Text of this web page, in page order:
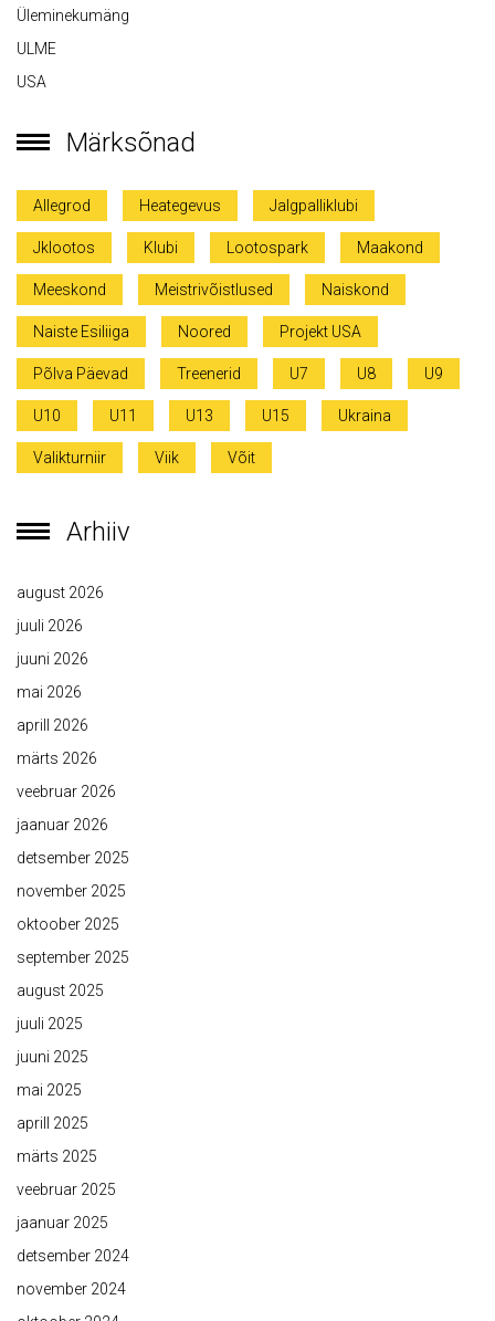
Üleminekumäng
ULME
USA
Märksõnad
Allegrod Heategevus Jalgpalliklubi
Jklootos Klubi Lootospark Maakond
Meeskond Meistrivõistlused Naiskond
Naiste Esiliiga Noored Projekt USA
Põlva Päevad Treenerid U7 U8 U9
U10 U11 U13 U15 Ukraina
Valikturniir Viik Võit
Arhiiv
august 2026
juuli 2026
juuni 2026
mai 2026
aprill 2026
märts 2026
veebruar 2026
jaanuar 2026
detsember 2025
november 2025
oktoober 2025
september 2025
august 2025
juuli 2025
juuni 2025
mai 2025
aprill 2025
märts 2025
veebruar 2025
jaanuar 2025
detsember 2024
november 2024